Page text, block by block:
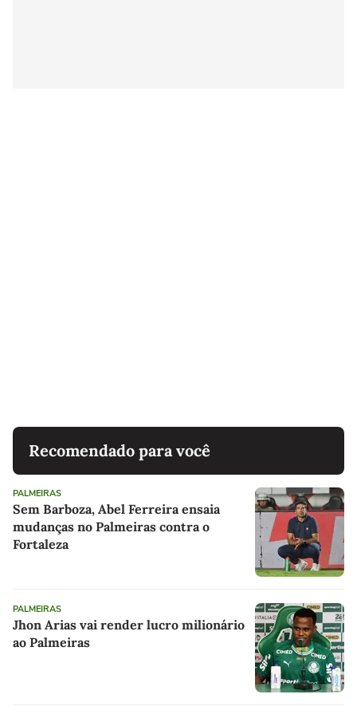
Recomendado para você
PALMEIRAS
Sem Barboza, Abel Ferreira ensaia
mudanças no Palmeiras contra o
Fortaleza
PALMEIRAS
Jhon Arias vai render lucro milionário
ao Palmeiras